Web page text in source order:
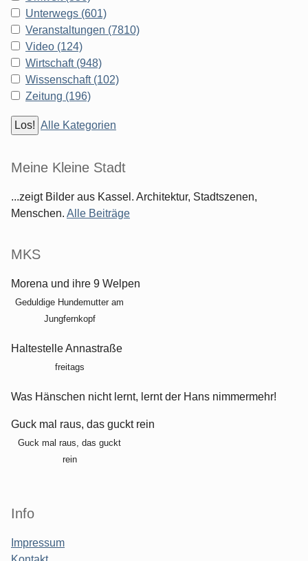
Unterwegs (601)
Veranstaltungen (7810)
Video (124)
Wirtschaft (948)
Wissenschaft (102)
Zeitung (196)
Alle Kategorien
Meine Kleine Stadt
...zeigt Bilder aus Kassel. Architektur, Stadtszenen,
Menschen. Alle Beiträge
MKS
Morena und ihre 9 Welpen
Geduldige Hundemutter am
Jungfernkopf
Haltestelle Annastraße
freitags
Was Hänschen nicht lernt, lernt der Hans nimmermehr!
Guck mal raus, das guckt rein
Guck mal raus, das guckt
rein
Info
Impressum